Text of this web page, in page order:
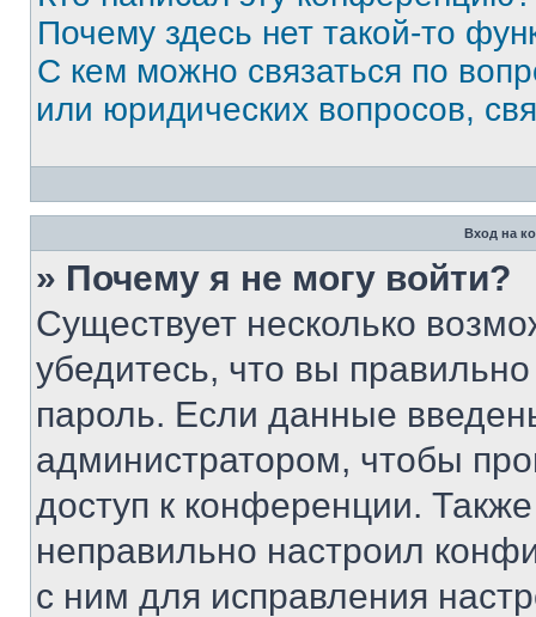
Почему здесь нет такой-то
С кем можно связаться по
или юридических вопросов,
Вход на
» Почему я не могу войти?
Существует несколько
убедитесь, что вы
пароль. Если данные
администратором, чтобы
доступ к конференции.
неправильно настроил
с ним для исправления